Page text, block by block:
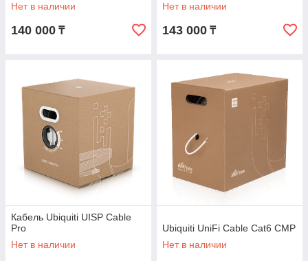
Нет в наличии
140 000 ₸
Нет в наличии
143 000 ₸
Кабель Ubiquiti UISP Cable
Pro
Нет в наличии
Ubiquiti UniFi Cable Cat6 CMP
Нет в наличии